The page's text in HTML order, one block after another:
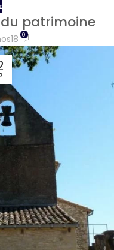
patrimoine
0